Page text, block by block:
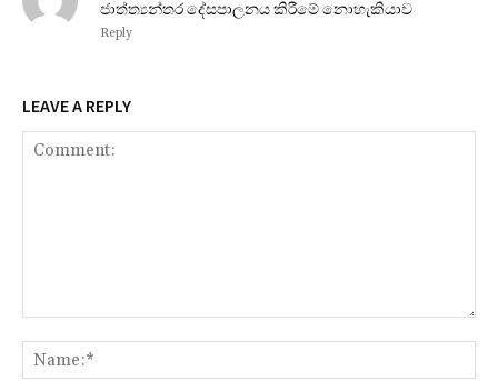
ජාත්ත්‍යන්තර දේසපාලනය කිරීමේ නොහැකියාව
Reply
LEAVE A REPLY